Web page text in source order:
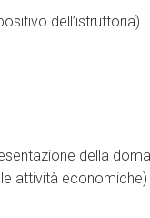
dell’istruttoria)
della
attività economiche)